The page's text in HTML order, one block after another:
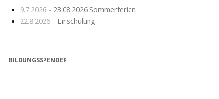
9.7.2026 - 23.08.2026 Sommerferien
22.8.2026 - Einschulung
BILDUNGSSPENDER